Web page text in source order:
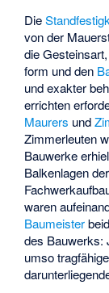
Die
von der
die
form und den
und exakter
errichten
Maurers und
Zimmerleuten
Bauwerke
Balkenlagen
waren
Baumeister
des Bauwerks:
umso